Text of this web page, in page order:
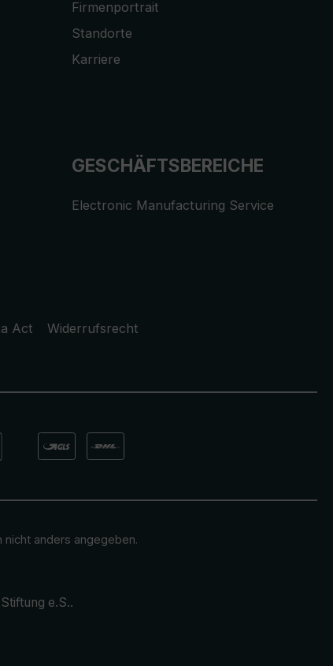
Firmenportrait
Standorte
Karriere
GESCHÄFTSBEREICHE
Electronic Manufacturing Service
Act
Widerrufsrecht
nicht anders angegeben.
Stiftung e.S..